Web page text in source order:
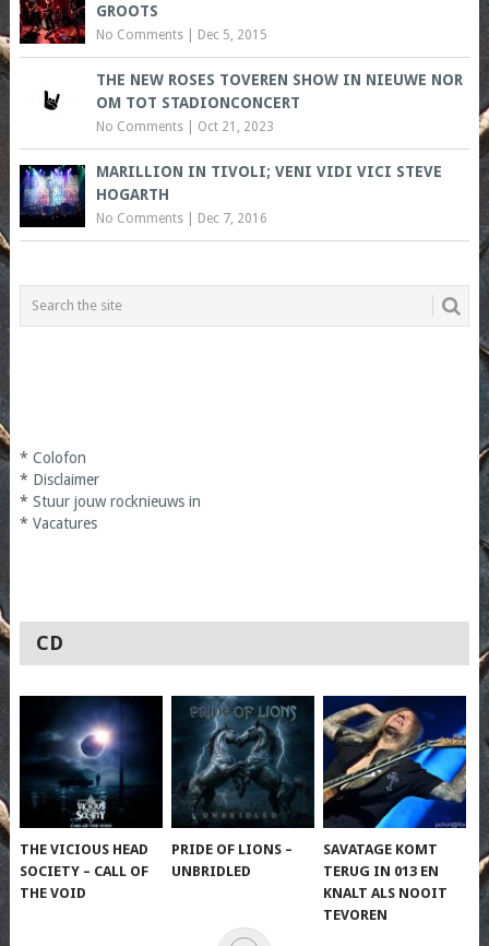
GROOTS
No Comments| Dec 5, 2015
THE NEW ROSES TOVEREN SHOW IN NIEUWE NOR
OM TOT STADIONCONCERT
No Comments| Oct 21, 2023
MARILLION IN TIVOLI; VENI VIDI VICI STEVE
HOGARTH
No Comments| Dec 7, 2016
* Colofon
* Disclaimer
* Stuur jouw rocknieuws in
* Vacatures
CD
THE VICIOUS HEAD
SOCIETY – CALL OF
THE VOID
PRIDE OF LIONS –
UNBRIDLED
SAVATAGE KOMT
TERUG IN 013 EN
KNALT ALS NOOIT
TEVOREN